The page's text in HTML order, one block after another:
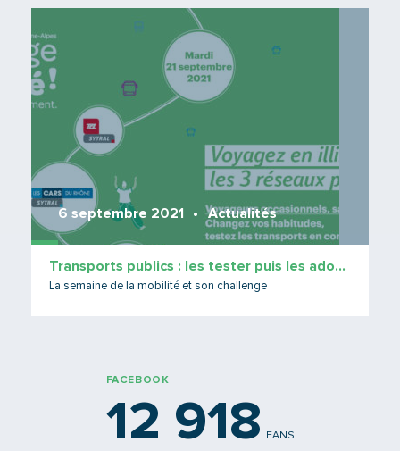
6 septembre 2021 Actualités
Transports publics : les tester puis les adopter !
La semaine de la mobilité et son challenge
FACEBOOK
12 918 FANS